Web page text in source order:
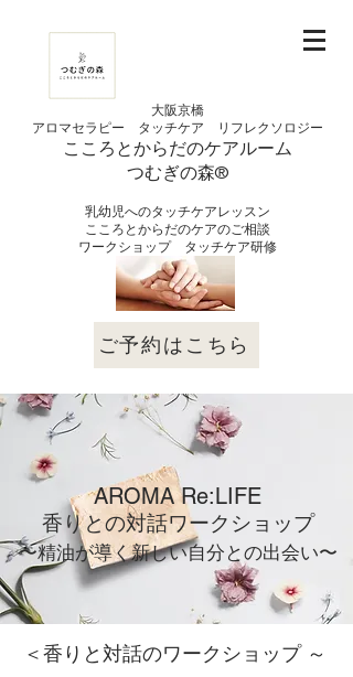
大阪京橋
アロマセラピー タッチケア
リフレクソロジー
こころとからだのケアルーム
つむぎの​森®︎
​乳幼児へのタッチケアレッスン
こころとからだのケアのご相談
​ワークショップ タッチケア研修
ご予約はこちら
AROMA Re:LIFE
香りとの対話ワークショップ
​〜精油が導く新しい自分との出会い〜
＜香りと対話のワークショップ ～